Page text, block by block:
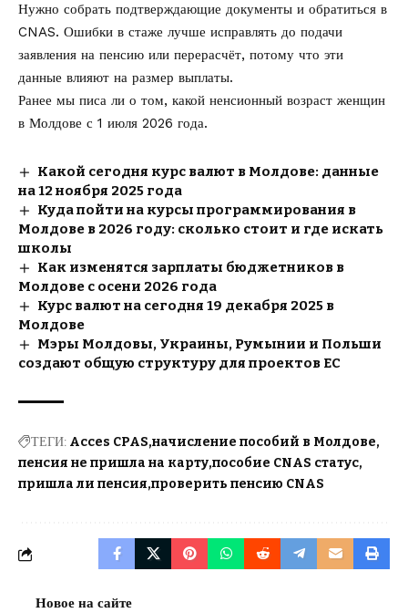
Нужно собрать подтверждающие документы и обратиться в
CNAS. Ошибки в стаже лучше исправлять до подачи
заявления на пенсию или перерасчёт, потому что эти
данные влияют на размер выплаты.
Ранее мы писа ли о том, какой ненсионный возраст женщин
в Молдове с 1 июля 2026 года.
Какой сегодня курс валют в Молдове: данные
на 12 ноября 2025 года
Куда пойти на курсы программирования в
Молдове в 2026 году: сколько стоит и где искать
школы
Как изменятся зарплаты бюджетников в
Молдове с осени 2026 года
Курс валют на сегодня 19 декабря 2025 в
Молдове
Мэры Молдовы, Украины, Румынии и Польши
создают общую структуру для проектов ЕС
ТЕГИ: Acces CPAS начисление пособий в Молдове
пенсия не пришла на карту пособие CNAS статус
пришла ли пенсия проверить пенсию CNAS
Новое на сайте